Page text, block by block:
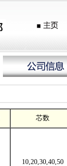
芯数
10,20,30,40,50